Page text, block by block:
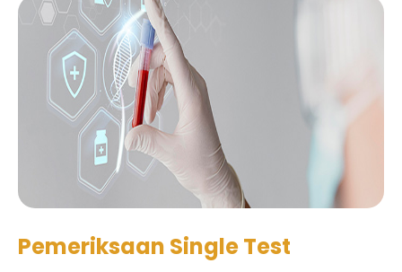
Pemeriksaan Single Test